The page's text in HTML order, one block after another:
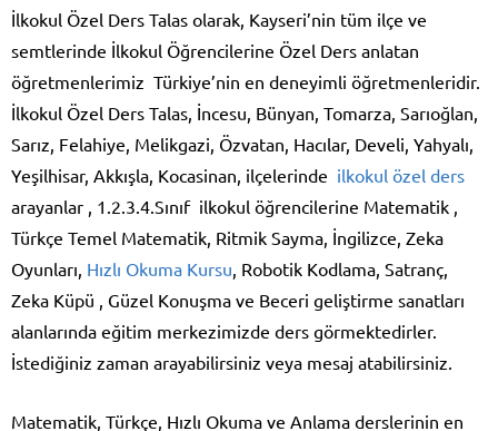
İlkokul Özel Ders Talas olarak, Kayseri’nin tüm ilçe ve
semtlerinde İlkokul Öğrencilerine Özel Ders anlatan
öğretmenlerimiz Türkiye’nin en deneyimli öğretmenleridir.
İlkokul Özel Ders Talas, İncesu, Bünyan, Tomarza, Sarıoğlan,
Sarız, Felahiye, Melikgazi, Özvatan, Hacılar, Develi, Yahyalı,
Yeşilhisar, Akkışla, Kocasinan, ilçelerinde ilkokul özel ders
arayanlar , 1.2.3.4.Sınıf ilkokul öğrencilerine Matematik ,
Türkçe Temel Matematik, Ritmik Sayma, İngilizce, Zeka
Oyunları, Hızlı Okuma Kursu , Robotik Kodlama, Satranç,
Zeka Küpü , Güzel Konuşma ve Beceri geliştirme sanatları
alanlarında eğitim merkezimizde ders görmektedirler.
İstediğiniz zaman arayabilirsiniz veya mesaj atabilirsiniz.
Matematik, Türkçe, Hızlı Okuma ve Anlama derslerinin en